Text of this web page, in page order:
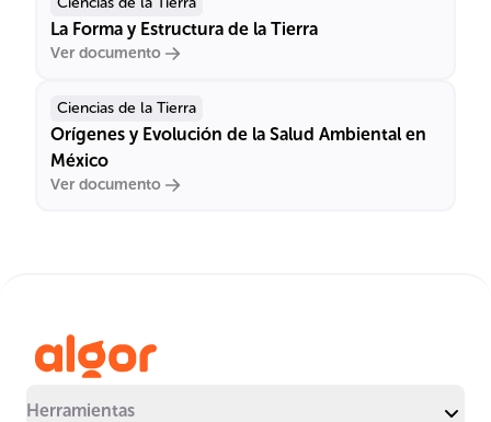
La Forma y Estructura de la Tierra
Ver documento
Ciencias de la Tierra
Orígenes y Evolución de la Salud Ambiental en
México
Ver documento
Herramientas